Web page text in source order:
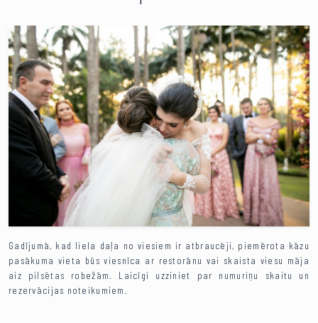
Gadījumā, kad liela daļa no viesiem ir atbraucēji, piemērota kāzu
pasākuma vieta būs viesnīca ar restorānu vai skaista viesu māja
aiz pilsētas robežām. Laicīgi uzziniet par numuriņu skaitu un
rezervācijas noteikumiem.